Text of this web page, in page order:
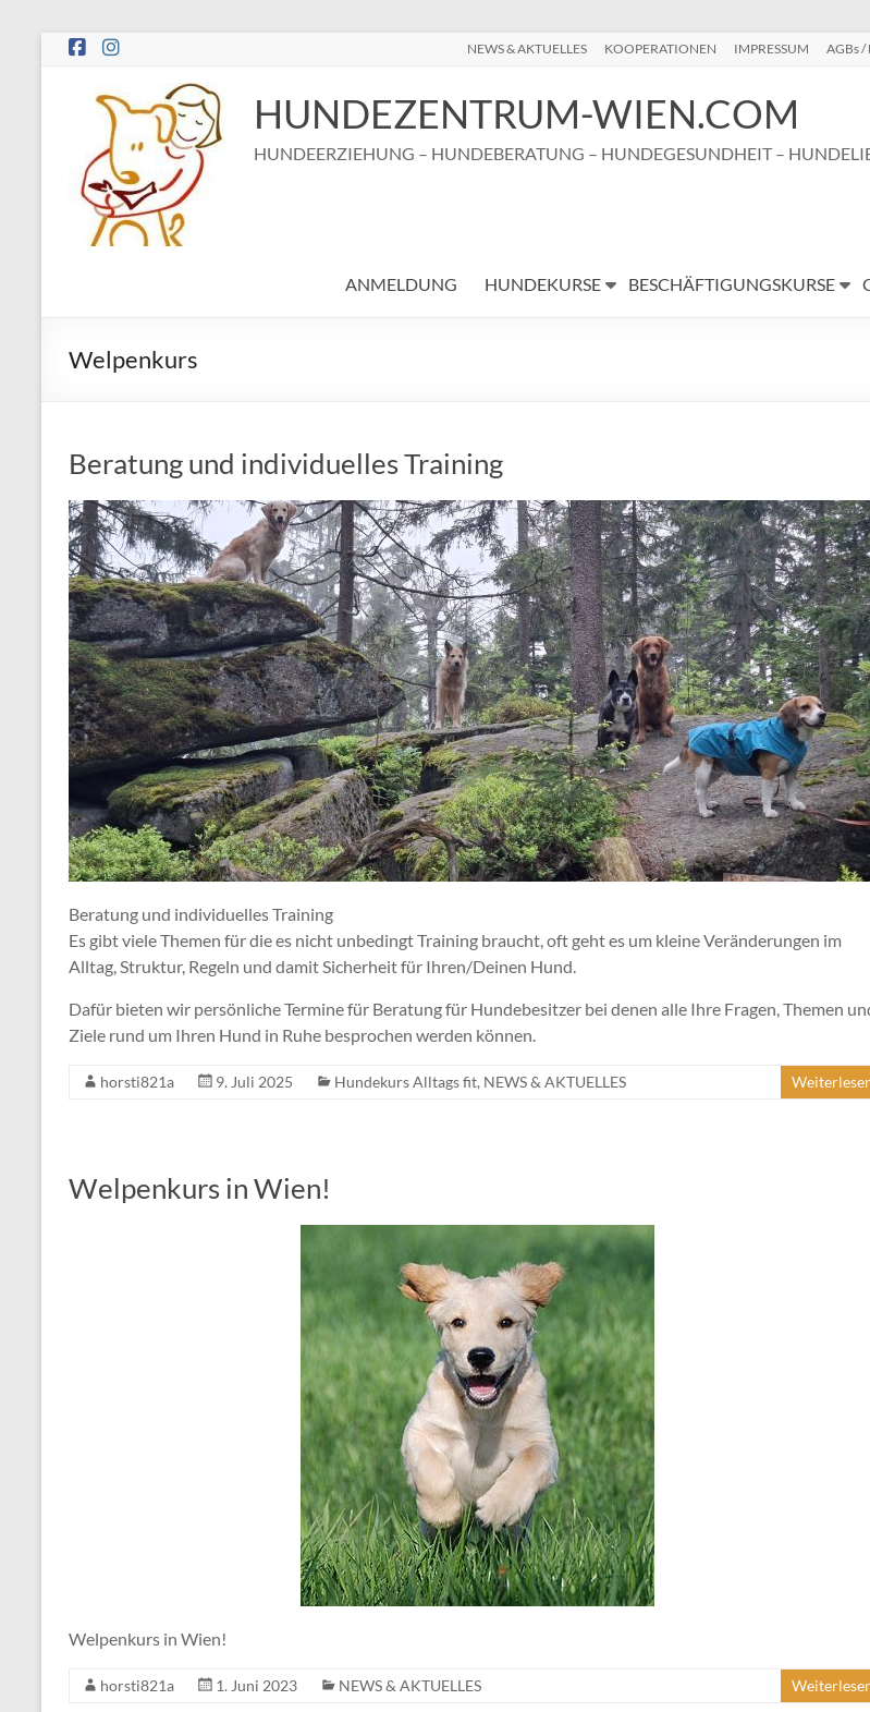
Zum
Inhalt
NEWS & AKTUELLES KOOPERATIONEN IMPRESSUM AGBs
HUNDEZENTRUM-WIEN.COM
HUNDEERZIEHUNG – HUNDEBERATUNG – HUNDEGESUNDHEIT –
ANMELDUNG HUNDEKURSE BESCHÄFTIGUNGSKURSE
Welpenkurs
Beratung und individuelles Training
Beratung und individuelles Training
Es gibt viele Themen für die es nicht unbedingt Training braucht, oft geht es um kleine Veränderungen im
Alltag, Struktur, Regeln und damit Sicherheit für Ihren/Deinen Hund.
Dafür bieten wir persönliche Termine für Beratung für Hundebesitzer bei denen alle Ihre Fragen, Themen
Ziele rund um Ihren Hund in Ruhe besprochen werden können.
horsti821a 9. Juli 2025 Hundekurs Alltags fit, NEWS & AKTUELLES
Welpenkurs in Wien!
Welpenkurs in Wien!
horsti821a 1. Juni 2023 NEWS & AKTUELLES